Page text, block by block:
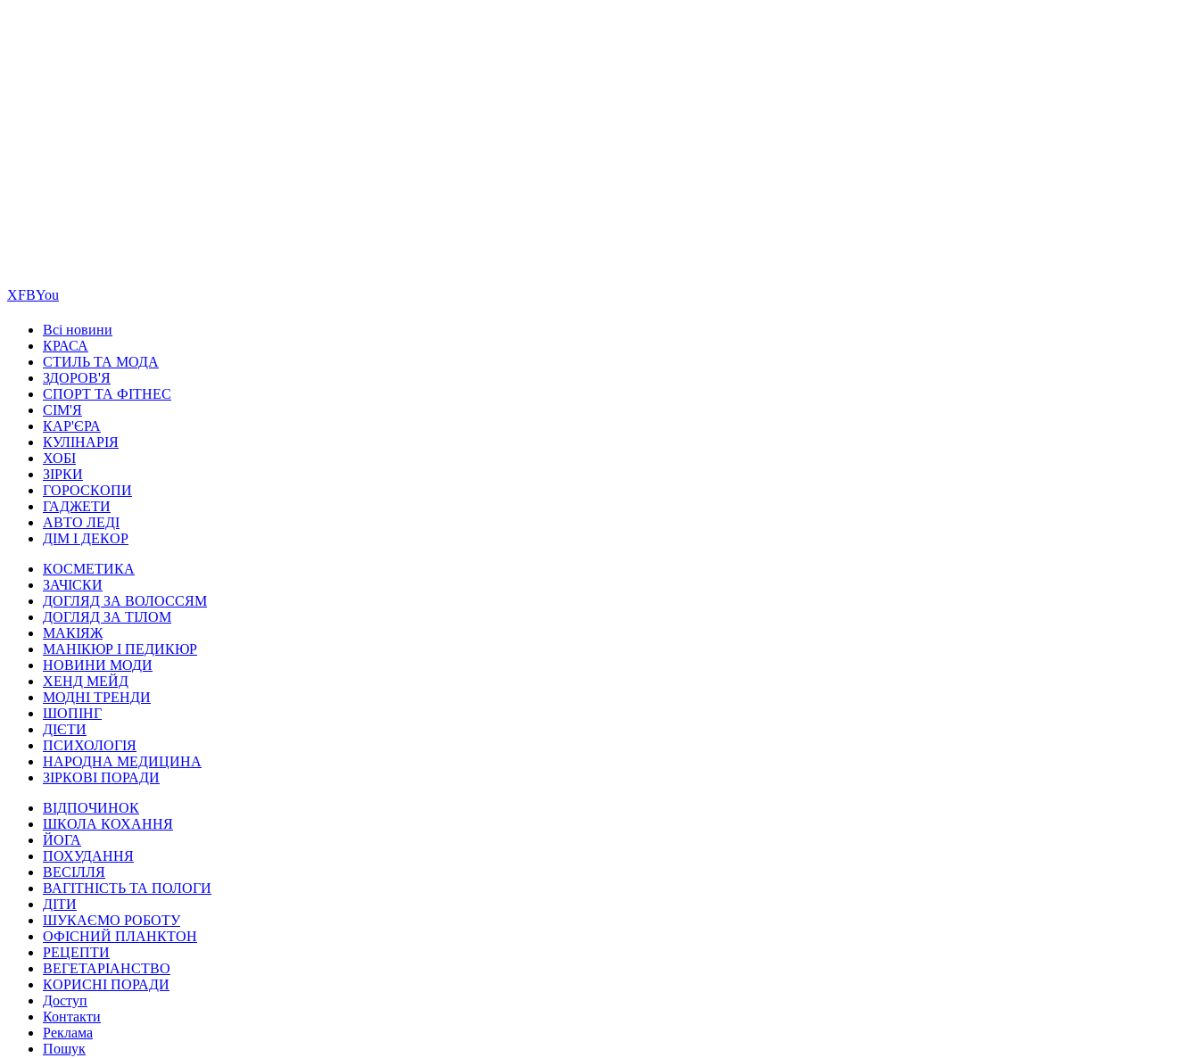
ХFBYou
Всі новини
КРАСА
СТИЛЬ ТА МОДА
ЗДОРОВ'Я
СПОРТ ТА ФІТНЕС
СІМ'Я
КАР'ЄРА
КУЛІНАРІЯ
ХОБІ
ЗІРКИ
ГОРОСКОПИ
ГАДЖЕТИ
АВТО ЛЕДІ
ДІМ І ДЕКОР
КОСМЕТИКА
ЗАЧІСКИ
ДОГЛЯД ЗА ВОЛОССЯМ
ДОГЛЯД ЗА ТІЛОМ
МАКІЯЖ
МАНІКЮР І ПЕДИКЮР
НОВИНИ МОДИ
ХЕНД МЕЙД
МОДНІ ТРЕНДИ
ШОПІНГ
ДІЄТИ
ПСИХОЛОГІЯ
НАРОДНА МЕДИЦИНА
ЗІРКОВІ ПОРАДИ
ВІДПОЧИНОК
ШКОЛА КОХАННЯ
ЙОГА
ПОХУДАННЯ
ВЕСІЛЛЯ
ВАГІТНІСТЬ ТА ПОЛОГИ
ДІТИ
ШУКАЄМО РОБОТУ
ОФІСНИЙ ПЛАНКТОН
РЕЦЕПТИ
ВЕГЕТАРІАНСТВО
КОРИСНІ ПОРАДИ
Доступ
Контакти
Реклама
Пошук